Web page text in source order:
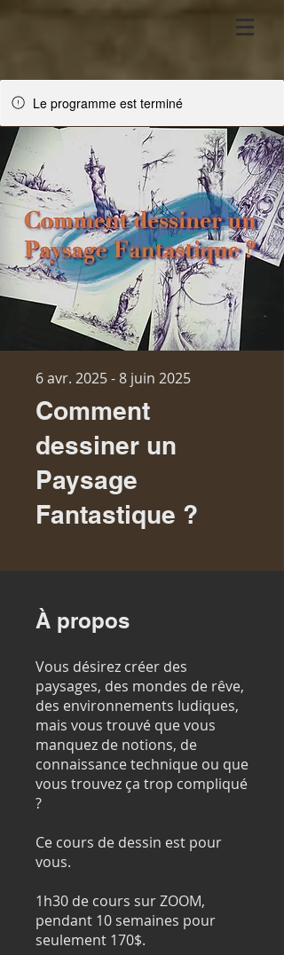
Le programme est terminé
Comment
dessiner un
Paysage
Fantastique ?
6 avr. 2025 - 8 juin 2025
À propos
Vous désirez créer des
paysages, des mondes de rêve,
des environnements ludiques,
mais vous trouvé que vous
manquez de notions, de
connaissance technique ou que
vous trouvez ça trop compliqué
?
Ce cours de dessin est pour
vous.
1h30 de cours sur ZOOM,
pendant 10 semaines pour
seulement 170$.